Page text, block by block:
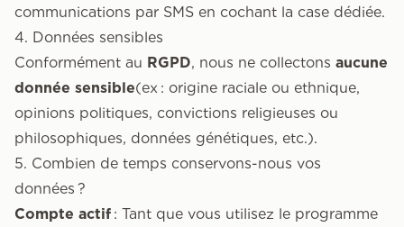
communications par SMS en cochant la case dédiée.
4. Données sensibles
Conformément au RGPD, nous ne collectons aucune
donnée sensible(ex : origine raciale ou ethnique,
opinions politiques, convictions religieuses ou
philosophiques, données génétiques, etc.).
5. Combien de temps conservons-nous vos
données ?
Compte actif : Tant que vous utilisez le programme